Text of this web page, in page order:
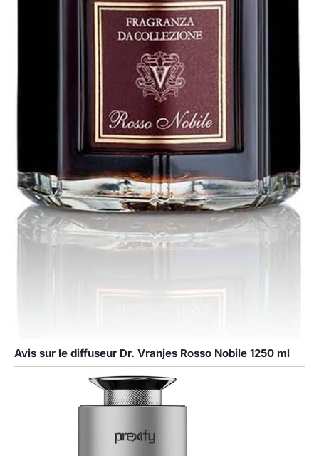
Avis sur le diffuseur Dr. Vranjes Rosso Nobile 1250 ml